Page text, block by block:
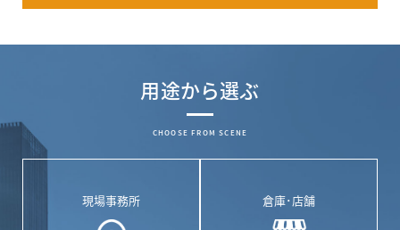
用途から選ぶ
CHOOSE FROM SCENE
現場事務所 倉庫･店舗